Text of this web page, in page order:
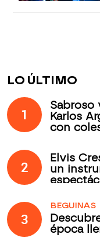
LO ÚLTIMO
1
Sabroso
Karlos
con
2
Elvis
un
3
BEGUINAS
época